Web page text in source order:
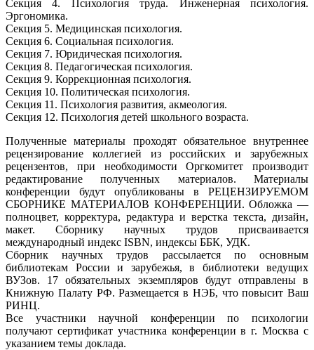
Секция 4. Психология труда. Инженерная психология.
Эргономика.
Секция 5. Медицинская психология.
Секция 6. Социальная психология.
Секция 7. Юридическая психология.
Секция 8. Педагогическая психология.
Секция 9. Коррекционная психология.
Секция 10. Политическая психология.
Секция 11. Психология развития, акмеология.
Секция 12. Психология детей школьного возраста.
Полученные материалы проходят обязательное внутреннее
рецензирование коллегией из российских и зарубежных
рецензентов, при необходимости Оргкомитет производит
редактирование полученных материалов. Материалы
конференции будут опубликованы в РЕЦЕНЗИРУЕМОМ
СБОРНИКЕ МАТЕРИАЛОВ КОНФЕРЕНЦИИ. Обложка —
полноцвет, корректура, редактура и верстка текста, дизайн,
макет. Сборнику научных трудов присваивается
международный индекс ISBN, индексы ББК, УДК.
Сборник научных трудов рассылается по основным
библиотекам России и зарубежья, в библиотеки ведущих
ВУЗов. 17 обязательных экземпляров будут отправлены в
Книжную Палату РФ. Размещается в НЭБ, что повысит Ваш
РИНЦ.
Все участники научной конференции по психологии
получают сертификат участника конференции в г. Москва с
указанием темы доклада.